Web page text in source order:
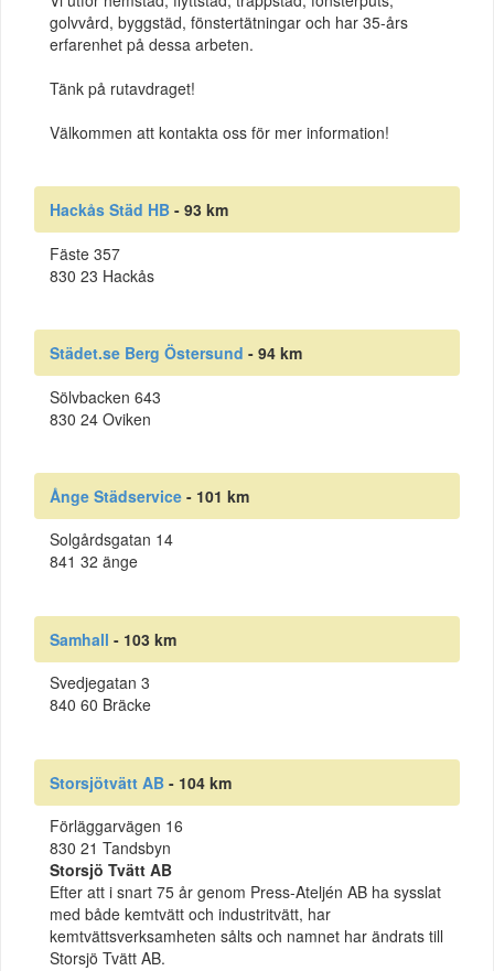
golvvård, byggstäd, fönstertätningar och har 35-års
erfarenhet på dessa arbeten.
Tänk på rutavdraget!
Välkommen att kontakta oss för mer information!
Hackås Städ HB - 93 km
Fäste 357
830 23 Hackås
Städet.se Berg Östersund - 94 km
Sölvbacken 643
830 24 Oviken
Ånge Städservice - 101 km
Solgårdsgatan 14
841 32 änge
Samhall - 103 km
Svedjegatan 3
840 60 Bräcke
Storsjötvätt AB - 104 km
Förläggarvägen 16
830 21 Tandsbyn
Storsjö Tvätt AB
Efter att i snart 75 år genom Press-Ateljén AB ha sysslat
med både kemtvätt och industritvätt, har
kemtvättsverksamheten sålts och namnet har ändrats till
Storsjö Tvätt AB.